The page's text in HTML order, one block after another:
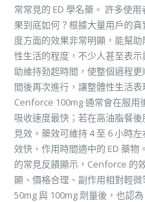
常常見的 ED 學名藥。 許多使
果到底如何？根據大量用戶的
度方面的效果非常明顯，能幫
性生活的程度，不少人甚至表
助維持勃起時間，使整個過程
間後再次進行，讓整體性生活
Cenforce 100mg 通常會在服用
吸收速度最快；若在高油脂餐
見效。藥效可維持 4 至 6 小時
效快、作用時間適中的 ED 藥
的常見反饋顯示，Cenforce 的
顯、價格合理、副作用相對輕
50mg 與 100mg 劑量後，也認